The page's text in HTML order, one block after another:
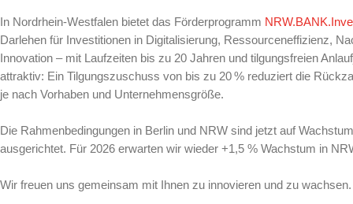
In Nordrhein-Westfalen bietet das Förderprogramm
Darlehen für Investitionen in Digitalisierung, Ressourceneffizienz,
Innovation – mit Laufzeiten bis zu 20 Jahren und tilgungsfreien
attraktiv: Ein Tilgungszuschuss von bis zu 20 % reduziert die
je nach Vorhaben und Unternehmensgröße.
Die Rahmenbedingungen in Berlin und NRW sind jetzt auf
ausgerichtet. Für 2026 erwarten wir wieder +1,5 % Wachstum in
Wir freuen uns gemeinsam mit Ihnen zu innovieren und zu wachsen.